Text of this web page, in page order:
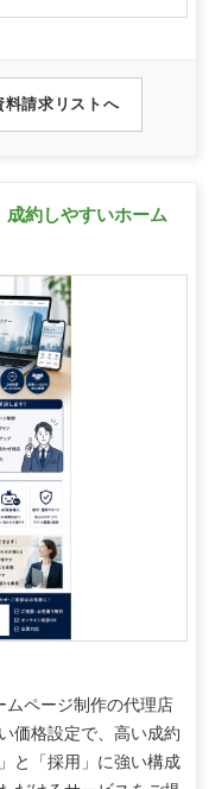
料請求リストへ
成約しやすいホーム
ムページ制作の代理店
価格設定で、高い成約
と「採用」に強い構成